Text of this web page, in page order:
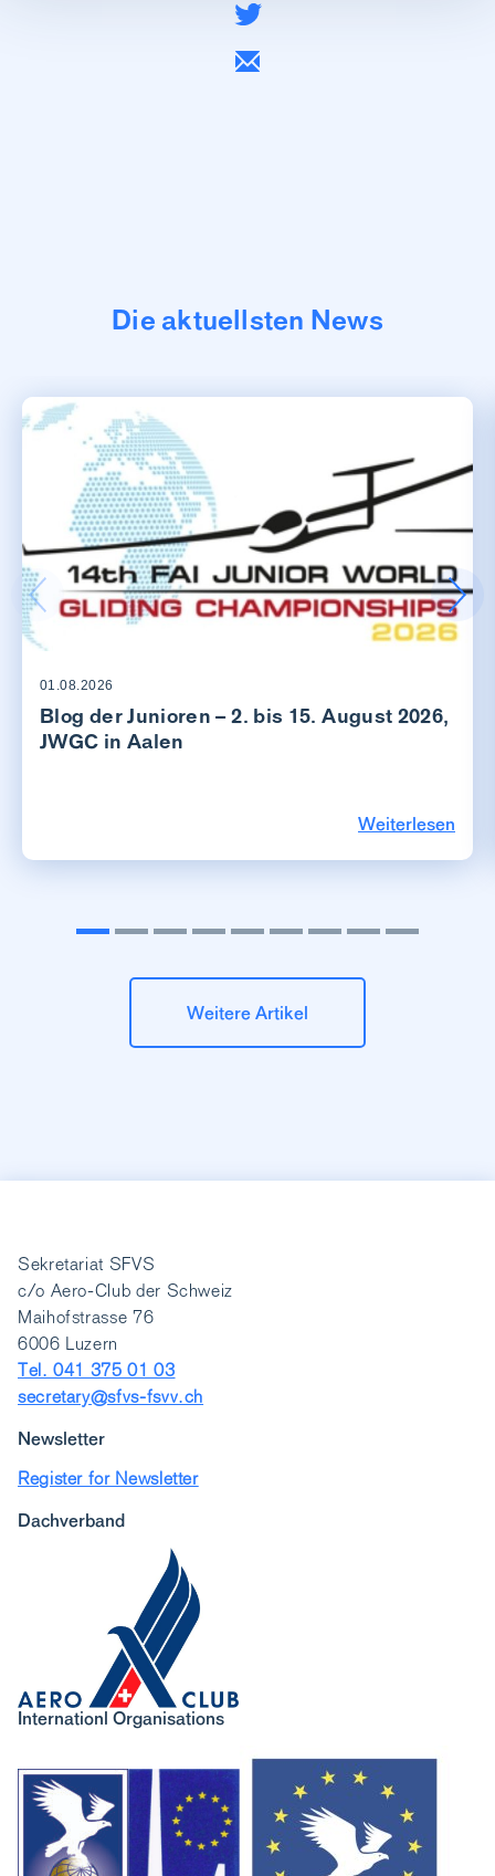
Die aktuellsten News
01.08.2026
Blog der Junioren – 2. bis 15. August 2026,
JWGC in Aalen
Weiterlesen
Weitere Artikel
Sekretariat SFVS
c/o Aero-Club der Schweiz
Maihofstrasse 76
6006 Luzern
Tel. 041 375 01 03
secretary@sfvs-fsvv.ch
Newsletter
Register for Newsletter
Dachverband
Internationl Organisations